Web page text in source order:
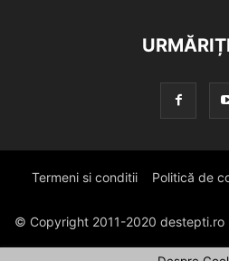
Termeni si conditii Politică de
© Copyright 2011-2020 destepti.ro